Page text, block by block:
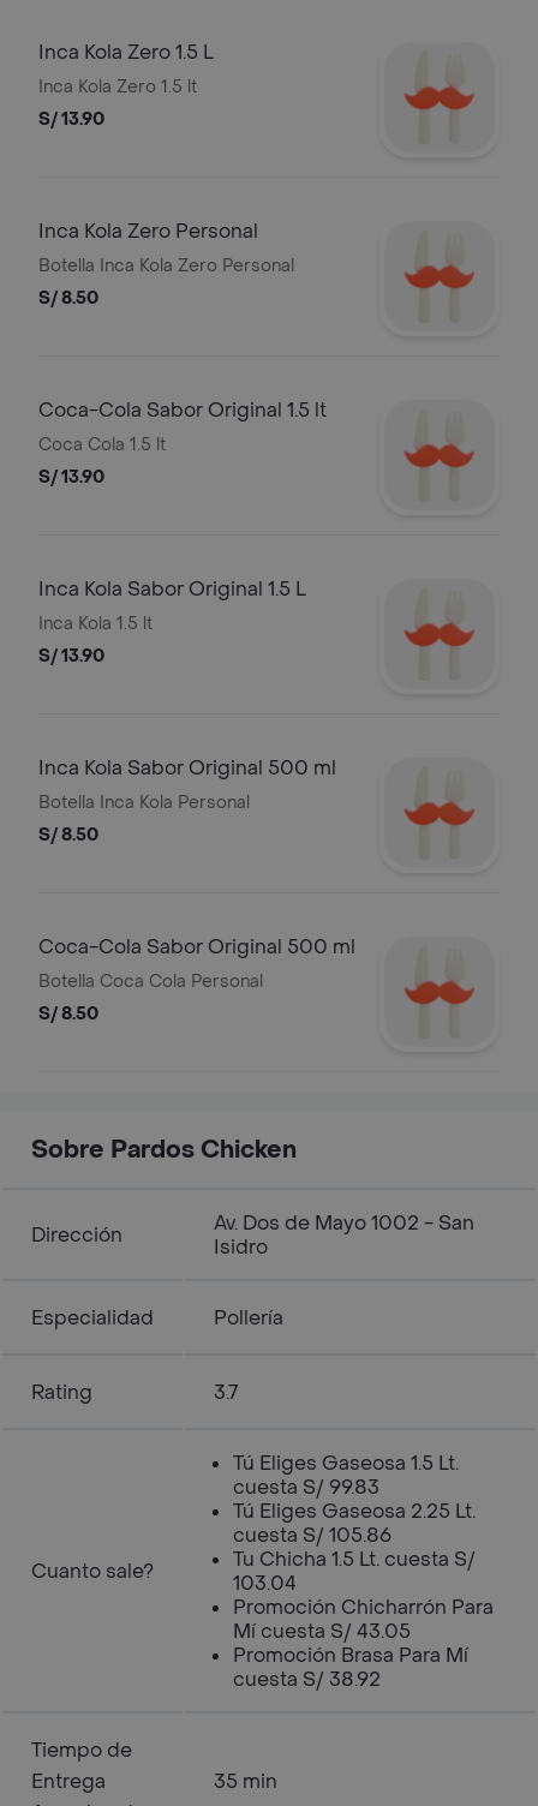
Inca Kola Zero 1.5 L
Inca Kola Zero 1.5 lt
S/ 13.90
Inca Kola Zero Personal
Botella Inca Kola Zero Personal
S/ 8.50
Coca-Cola Sabor Original 1.5 lt
Coca Cola 1.5 lt
S/ 13.90
Inca Kola Sabor Original 1.5 L
Inca Kola 1.5 lt
S/ 13.90
Inca Kola Sabor Original 500 ml
Botella Inca Kola Personal
S/ 8.50
Coca-Cola Sabor Original 500 ml
Botella Coca Cola Personal
S/ 8.50
Sobre Pardos Chicken
Dirección
Av. Dos de Mayo 1002 - San
Isidro
Especialidad Pollería
Rating 3.7
Cuanto sale?
Tú Eliges Gaseosa 1.5 Lt.
cuesta S/ 99.83
Tú Eliges Gaseosa 2.25 Lt.
cuesta S/ 105.86
Tu Chicha 1.5 Lt. cuesta S/
103.04
Promoción Chicharrón Para
Mí cuesta S/ 43.05
Promoción Brasa Para Mí
cuesta S/ 38.92
Tiempo de
Entrega
35 min